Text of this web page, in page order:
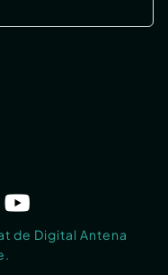
de Digital Antena